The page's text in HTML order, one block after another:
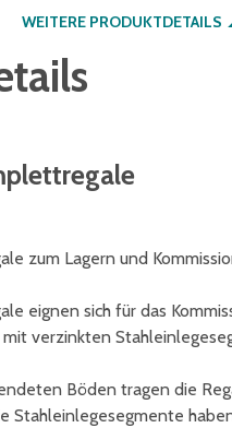
gelten bei
WEITERE PRODUKTDETAILS
zum Lagern und
eignen sich für das
mit verzinkten
Böden tragen die
Stahleinlegesegmente